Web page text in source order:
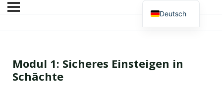
Modul 1: Sicheres Einsteigen in
Schächte
Deutsch